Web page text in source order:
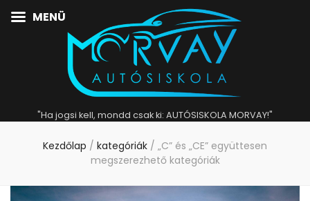
"Ha jogsi kell, mondd csak ki: AUTÓSISKOLA MORVAY!"
Kezdőlap / kategóriák / „C” és „CE” együttesen
megszerezhető kategóriák
MENÜ